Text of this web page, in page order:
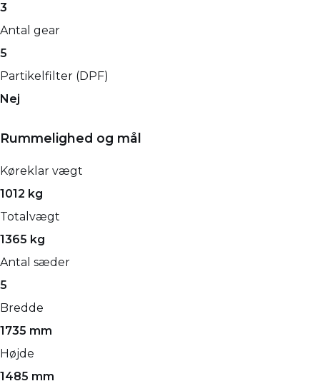
3
Antal gear
5
Partikelfilter (DPF)
Nej
Rummelighed og mål
Køreklar vægt
1012 kg
Totalvægt
1365 kg
Antal sæder
5
Bredde
1735 mm
Højde
1485 mm